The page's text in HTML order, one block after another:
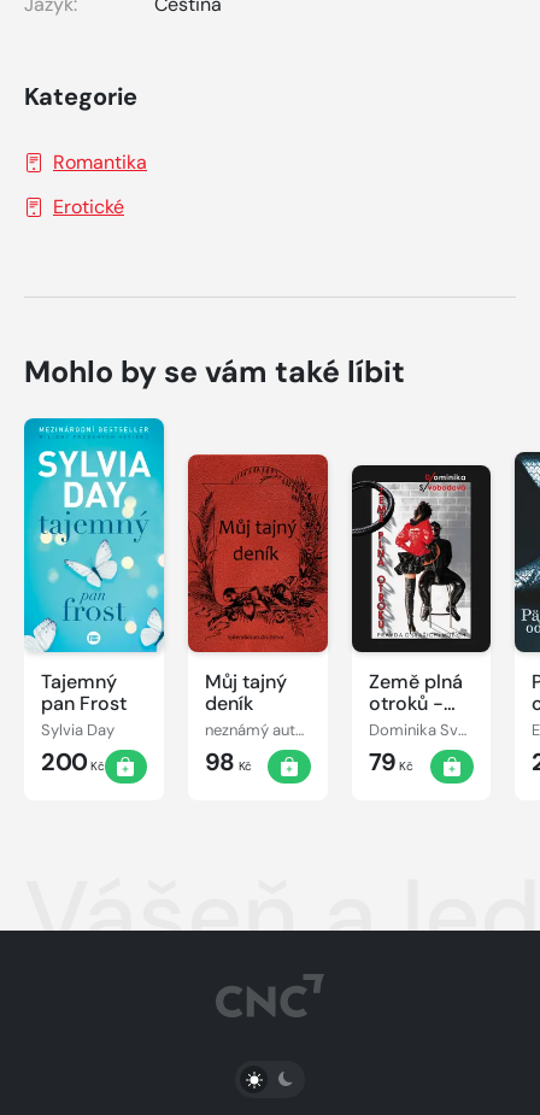
Kategorie
Romantika
Erotické
Mohlo by se vám také líbit
Tajemný
pan Frost
Sylvia Day
200Kč
Můj tajný
deník
neznámý autor
98 Kč
Země plná
otroků -
Pravda o
(vašich)
mužích
Dominika Svobodová
79 Kč
Vášeň a led
PŘEPNOUT SVĚTLÝ/TMAVÝ REŽIM